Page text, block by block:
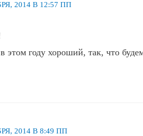
2014 В 12:57 ПП
этом году хороший, так, что
2014 В 8:49 ПП